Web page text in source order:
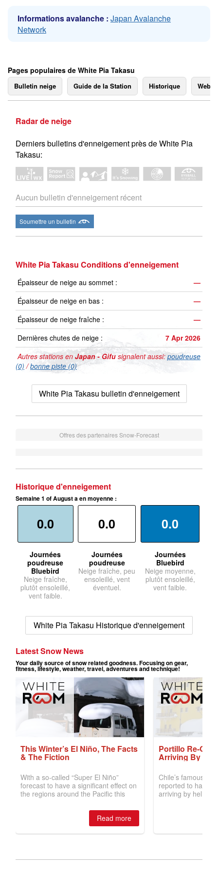
Informations avalanche : Japan Avalanche
Network
Pages populaires de White Pia Takasu
Bulletin neige Guide de la Station Historique
Radar de neige
Derniers bulletins d'enneigement près de White Pia
Takasu:
Aucun bulletin d'enneigement récent
Soumettre un bulletin
White Pia Takasu Conditions d'enneigement
Épaisseur de neige au sommet :
—
Épaisseur de neige en bas :
—
Épaisseur de neige fraîche :
—
Dernières chutes de neige :
7 Apr 2026
Autres stations en Japan - Gifu signalent aussi: poudreuse
(0) /bonne piste (0)
White Pia Takasu bulletin d'enneigement
Offres des partenaires Snow-Forecast
Historique d'enneigement
Semaine 1 of August a en moyenne :
0.0
Journées
poudreuse
Bluebird
Neige fraîche,
plutôt ensoleillé,
vent faible.
0.0
Journées
poudreuse
Neige fraîche, peu
ensoleillé, vent
éventuel.
0.0
Journées
Bluebird
Neige moyenne,
plutôt ensoleillé,
vent faible.
White Pia Takasu Historique d'enneigement